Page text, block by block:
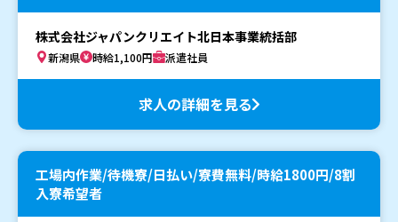
株式会社ジャパンクリエイト北日本事業統括部
新潟県 時給1,100円 派遣社員
求人の詳細を見る
工場内作業/待機寮/日払い/寮費無料/時給1800円/8割
入寮希望者